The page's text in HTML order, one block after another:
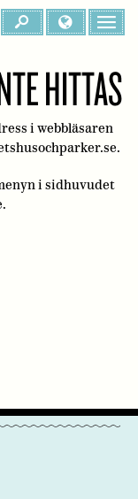
HITTAS
i webbläsaren
i sidhuvudet